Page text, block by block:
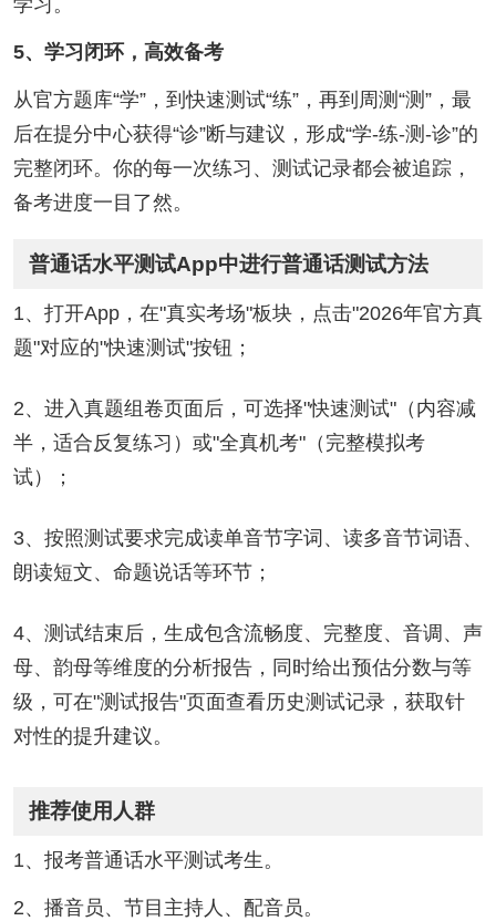
5、学习闭环，高效备考
从官方题库“学”，到快速测试“练”，再到周测“测”，最
后在提分中心获得“诊”断与建议，形成“学-练-测-诊”的
完整闭环。你的每一次练习、测试记录都会被追踪，
备考进度一目了然。
普通话水平测试App中进行普通话测试方法
1、打开App，在"真实考场"板块，点击"2026年官方真
题"对应的"快速测试"按钮；
2、进入真题组卷页面后，可选择"快速测试"（内容减
半，适合反复练习）或"全真机考"（完整模拟考
试）；
3、按照测试要求完成读单音节字词、读多音节词语、
朗读短文、命题说话等环节；
4、测试结束后，生成包含流畅度、完整度、音调、声
母、韵母等维度的分析报告，同时给出预估分数与等
级， 可在"测试报告"页面查看历史测试记录，获取针
对性的提升建议。
推荐使用人群
1、报考普通话水平测试考生。
2、播音员、节目主持人、配音员。